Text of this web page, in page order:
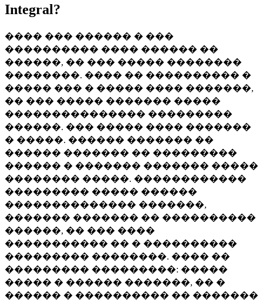
Integral?
���� ��� ������ � ���
���������� ���� ������ ��
������, �� ��� ����� ��������
��������. ���� �� ���������� �
����� ��� � ����� ���� �������,
�� ��� ����� ������� �����
��������������� ���������
������. ��� ����� ���� �������
� �����. ������ ������� ��
������ ������� �� ���������
������ � ������� ������� �����
�������� �����. ������������
��������� ����� ������
�������������� �������,
������� ������� �� ����������
������, �� ��� ����
����������� �� � ����������
��������� ��������. ���� ��
��������� ���������: �����
����� � ������ �������, �� �
������ � ���������� �� �������